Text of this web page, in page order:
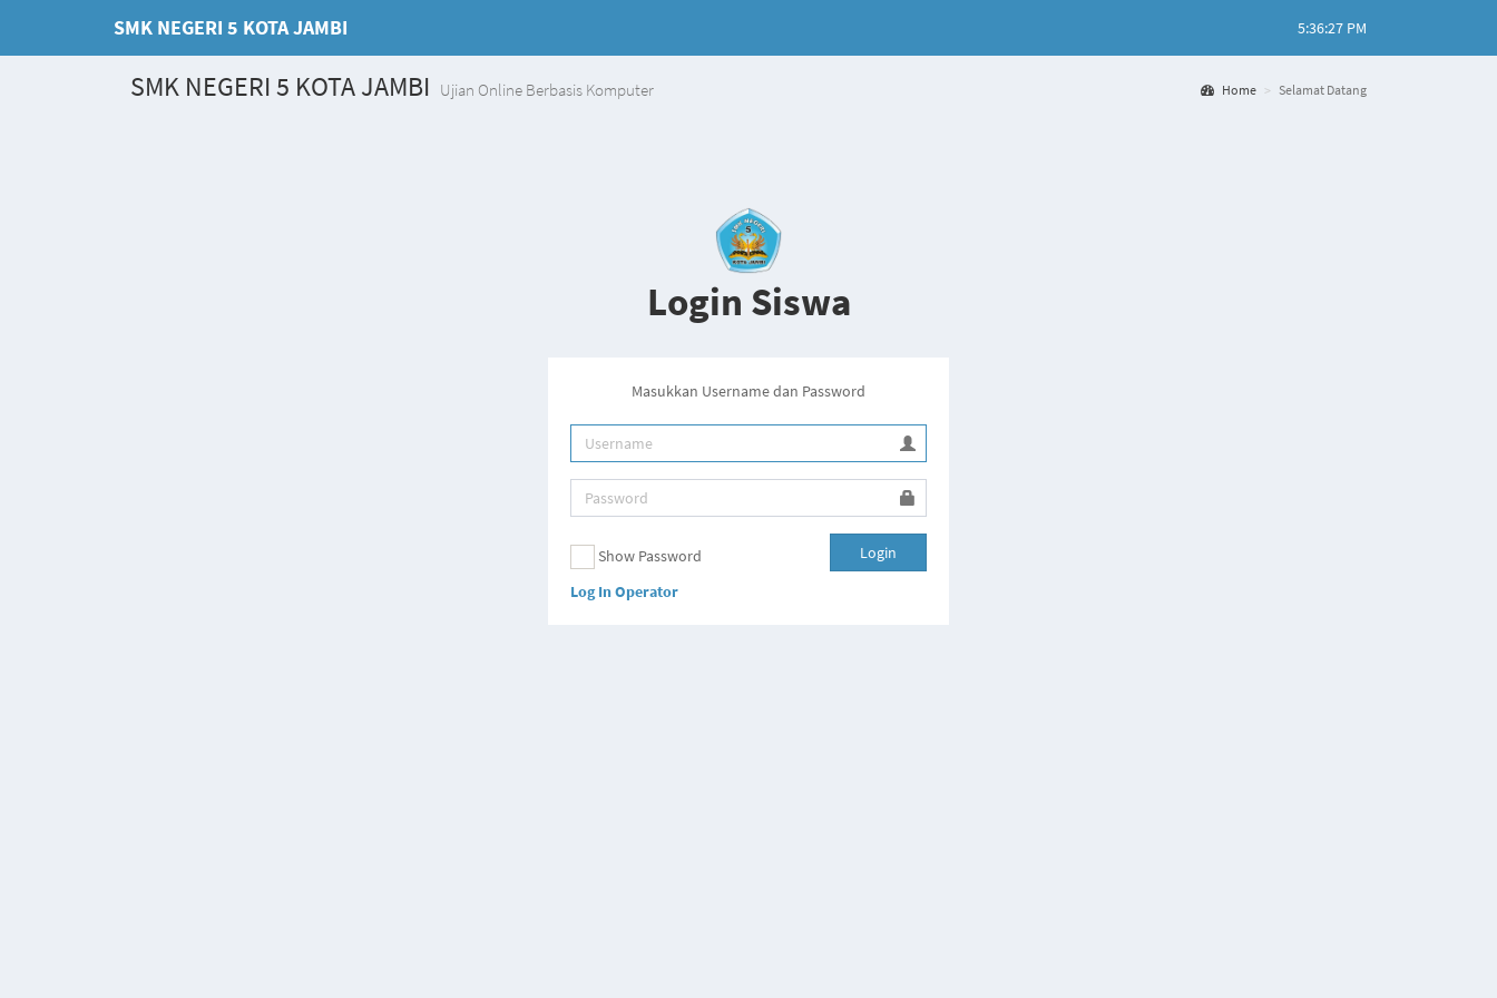
SMK NEGERI 5 KOTA JAMBI 5:36:27 PM
SMK NEGERI 5 KOTA JAMBI Ujian Online Berbasis Komputer Home Selamat Datang
Login Siswa
Masukkan Username dan Password
Show Password
Log In Operator
Login